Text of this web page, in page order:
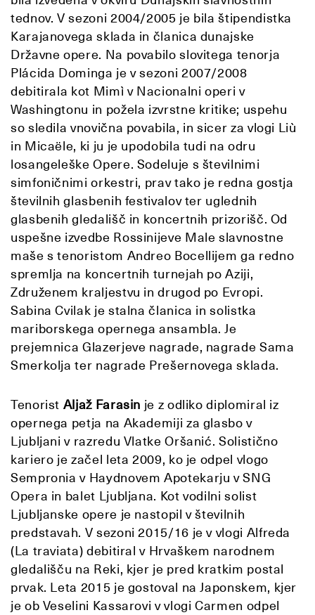
tednov. V sezoni 2004/2005 je bila štipendistka
Karajanovega sklada in članica dunajske
Državne opere. Na povabilo slovitega tenorja
Plácida Dominga je v sezoni 2007/2008
debitirala kot Mimì v Nacionalni operi v
Washingtonu in požela izvrstne kritike; uspehu
so sledila vnovična povabila, in sicer za vlogi Liù
in Micaële, ki ju je upodobila tudi na odru
losangeleške Opere. Sodeluje s številnimi
simfoničnimi orkestri, prav tako je redna gostja
številnih glasbenih festivalov ter uglednih
glasbenih gledališč in koncertnih prizorišč. Od
uspešne izvedbe Rossinijeve Male slavnostne
maše s tenoristom Andreo Bocellijem ga redno
spremlja na koncertnih turnejah po Aziji,
Združenem kraljestvu in drugod po Evropi.
Sabina Cvilak je stalna članica in solistka
mariborskega opernega ansambla. Je
prejemnica Glazerjeve nagrade, nagrade Sama
Smerkolja ter nagrade Prešernovega sklada.
Tenorist Aljaž Farasin je z odliko diplomiral iz
opernega petja na Akademiji za glasbo v
Ljubljani v razredu Vlatke Oršanić. Solistično
kariero je začel leta 2009, ko je odpel vlogo
Sempronia v Haydnovem Apotekarju v SNG
Opera in balet Ljubljana. Kot vodilni solist
Ljubljanske opere je nastopil v številnih
predstavah. V sezoni 2015/16 je v vlogi Alfreda
(La traviata) debitiral v Hrvaškem narodnem
gledališču na Reki, kjer je pred kratkim postal
prvak. Leta 2015 je gostoval na Japonskem, kjer
je ob Veselini Kassarovi v vlogi Carmen odpel